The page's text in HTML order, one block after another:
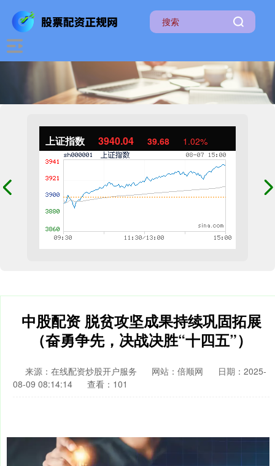
上证指数 3940.04 39.68 1.02%
中股配资 脱贫攻坚成果持续巩固拓展
（奋勇争先，决战决胜“十四五”）
来源：在线配资炒股开户服务 网站：倍顺网
日期：2025-
08-09 08:14:14
查看：101